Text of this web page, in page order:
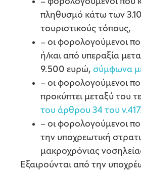
– φορολογούμενοι που
πληθυσμό κάτω των
τουριστικούς τόπους,
– οι φορολογούμενοι
ή/και από υπεραξία
9.500 ευρώ, σύμφωνα
– οι φορολογούμενοι
προκύπτει μεταξύ του
του άρθρου 34 του
– οι φορολογούμενοι
την υποχρεωτική
μακροχρόνιας
Εξαιρούνται από την